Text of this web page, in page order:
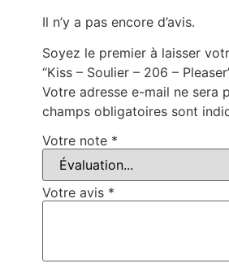
Il n’y a pas encore d’avis.
Soyez le premier à laisser
“Kiss – Soulier – 206 –
Votre adresse e-mail ne sera
champs obligatoires sont
Votre note *
Votre avis *